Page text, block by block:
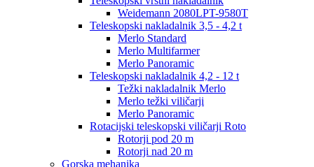
Weidemann 2080LPT-9580T
Teleskopski nakladalnik 3,5 - 4,2 t
Merlo Standard
Merlo Multifarmer
Merlo Panoramic
Teleskopski nakladalnik 4,2 - 12 t
Težki nakladalnik Merlo
Merlo težki viličarji
Merlo Panoramic
Rotacijski teleskopski viličarji Roto
Rotorji pod 20 m
Rotorji nad 20 m
Gorska mehanika